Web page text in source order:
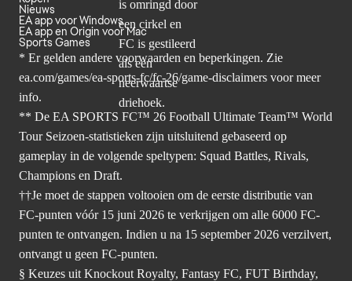
Nieuws
EA app voor Windows
EA app en Origin voor Mac
Sports Games
* Er gelden andere voorwaarden en beperkingen. Zie
ea.com/games/ea-sports-fc/fc-26/game-disclaimers voor meer
info.
** De EA SPORTS FC™ 26 Football Ultimate Team™ World
Tour Seizoen-statistieken zijn uitsluitend gebaseerd op
gameplay in de volgende speltypen: Squad Battles, Rivals,
Champions en Draft.
††Je moet de stappen voltooien om de eerste distributie van
FC-punten vóór 15 juni 2026 te verkrijgen om alle 6000 FC-
punten te ontvangen. Indien u na 15 september 2026 verzilvert,
ontvangt u geen FC-punten.
§ Keuzes uit Knockout Royalty, Fantasy FC, FUT Birthday,